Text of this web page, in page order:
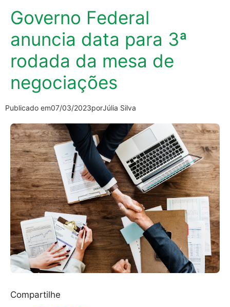
Governo Federal
anuncia data para 3ª
rodada da mesa de
negociações
Publicado em07/03/2023porJúlia Silva
Compartilhe